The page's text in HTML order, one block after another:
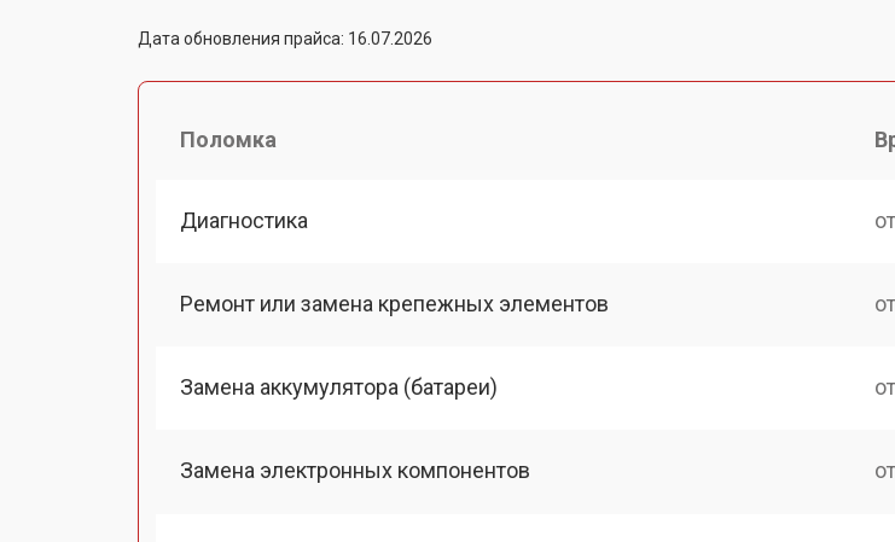
Дата обновления прайса: 16.07.2026
Поломка
Диагностика
Ремонт или замена крепежных элементов
Замена аккумулятора (батареи)
Замена электронных компонентов